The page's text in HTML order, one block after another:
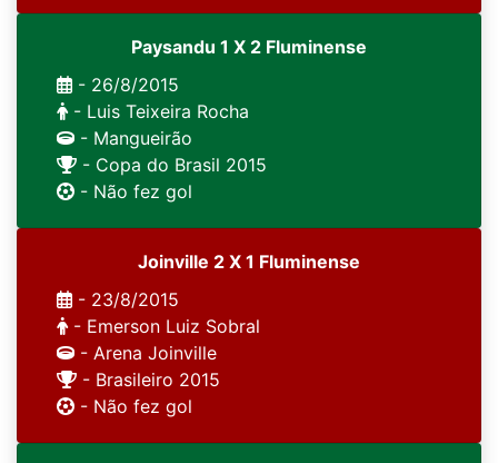
Paysandu 1 X 2 Fluminense
- 26/8/2015
- Luis Teixeira Rocha
- Mangueirão
- Copa do Brasil 2015
- Não fez gol
Joinville 2 X 1 Fluminense
- 23/8/2015
- Emerson Luiz Sobral
- Arena Joinville
- Brasileiro 2015
- Não fez gol